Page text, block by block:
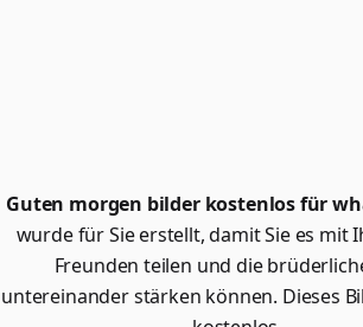
Guten morgen bilder kostenlos für
wurde für Sie erstellt, damit Sie es mit
Freunden teilen und die
untereinander stärken können. Dieses